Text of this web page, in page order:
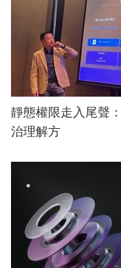
靜態權限走入尾聲
治理解方